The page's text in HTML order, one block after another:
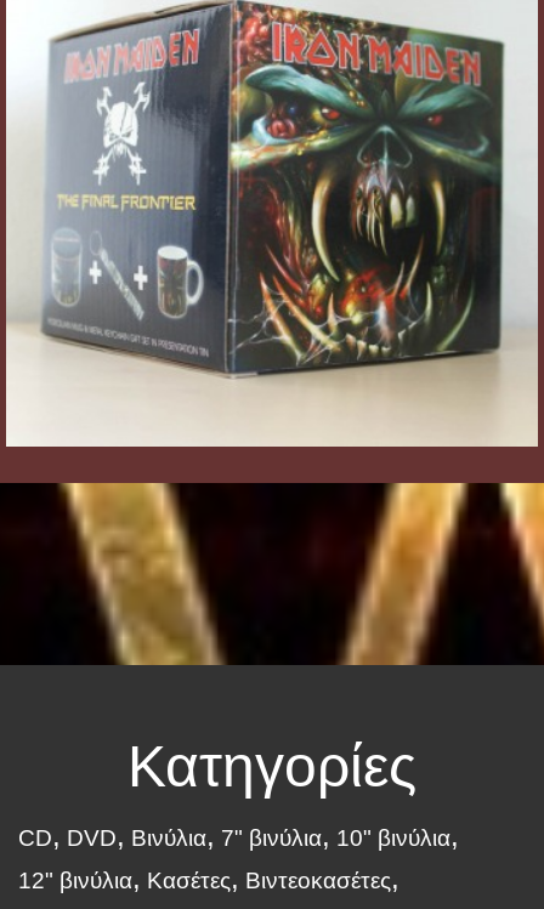
Κατηγορίες
CD DVD Βινύλια 7" βινύλια
10" βινύλια
12" βινύλια
Κασέτες
Βιντεοκασέτες